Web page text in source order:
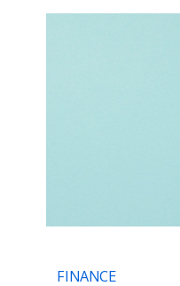
FINANCE